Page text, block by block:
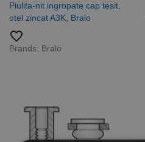
Piulita-nit ingropate cap tesit,
otel zincat A3K, Bralo
favorite_border
Brands: Bralo